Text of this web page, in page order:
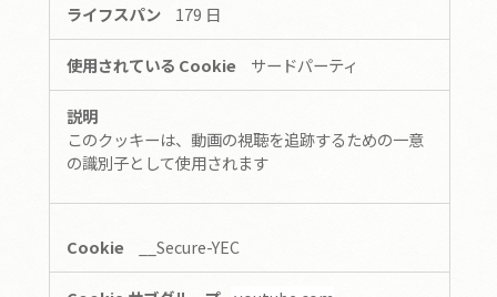
179 日
サードパーティ
このクッキーは、動画の視聴を追跡するための一意
の識別子として使用されます
__Secure-YEC